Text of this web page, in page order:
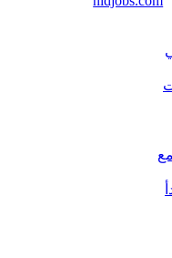
في
مع